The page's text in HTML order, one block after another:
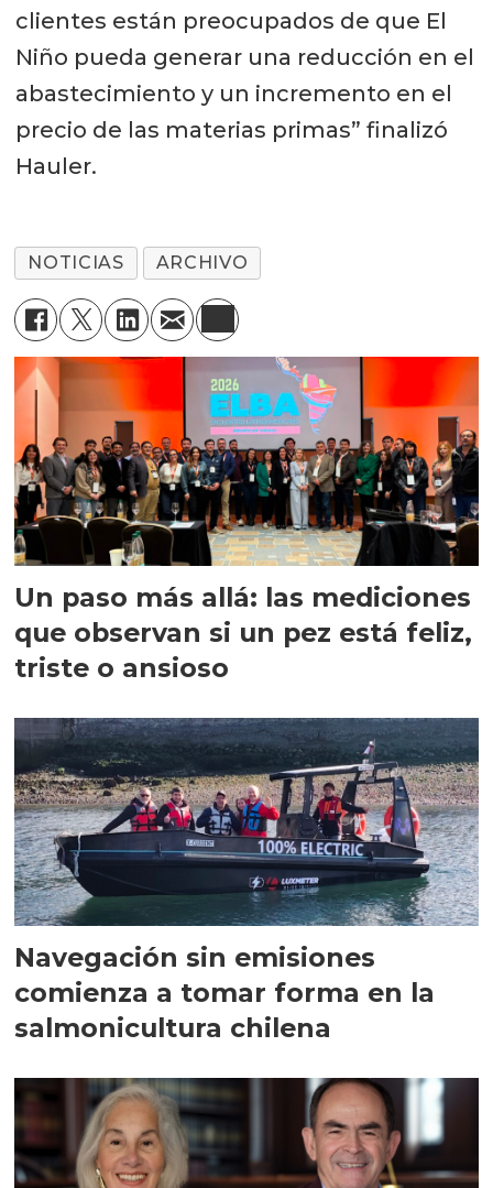
clientes están preocupados de que El
Niño pueda generar una reducción en el
abastecimiento y un incremento en el
precio de las materias primas” finalizó
Hauler.
NOTICIAS ARCHIVO
Un paso más allá: las mediciones
que observan si un pez está feliz,
triste o ansioso
Navegación sin emisiones
comienza a tomar forma en la
salmonicultura chilena